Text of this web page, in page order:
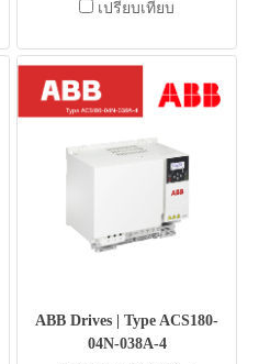
เปรียบเทียบ
ABB Drives | Type ACS180-
04N-038A-4